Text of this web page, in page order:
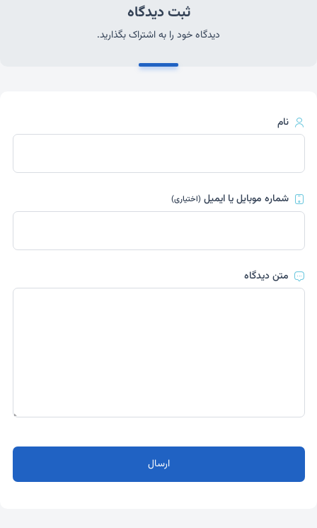
ثبت دیدگاه
دیدگاه خود را به اشتراک بگذارید.
نام
شماره موبایل یا ایمیل(اختیاری)
متن دیدگاه
ارسال